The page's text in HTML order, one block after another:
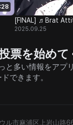
[FINAL] ♬Brat
2025.09.25
票を始めて
多い情報をアプ
できます。
ル市麻浦区上岩山路